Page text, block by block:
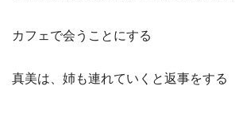
カフェで会うことにする
真美は、姉も連れていくと返事をする